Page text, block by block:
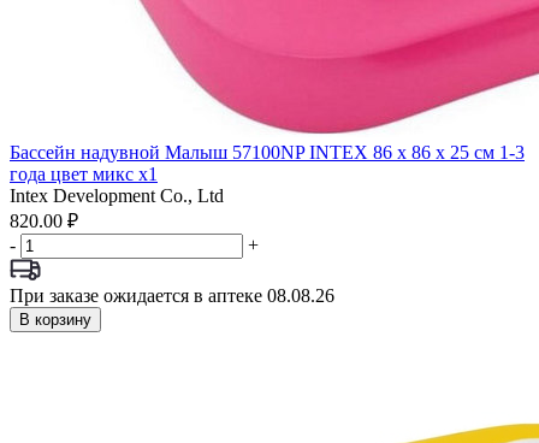
Бассейн надувной Малыш 57100NP INTEX 86 х 86 х 25 см 1-3
года цвет микс x1
Intex Development Co., Ltd
820.00 ₽
-
+
При заказе ожидается в аптеке 08.08.26
В корзину